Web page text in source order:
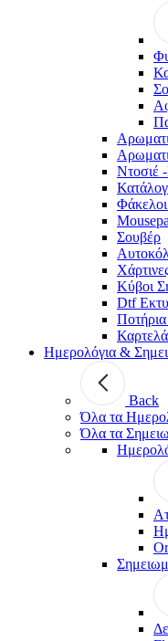
Ντοσιέ
Σουβέρ
Κύβοι
Dtf
Ημερολόγια &
Back
Όλα τα
Όλα τα